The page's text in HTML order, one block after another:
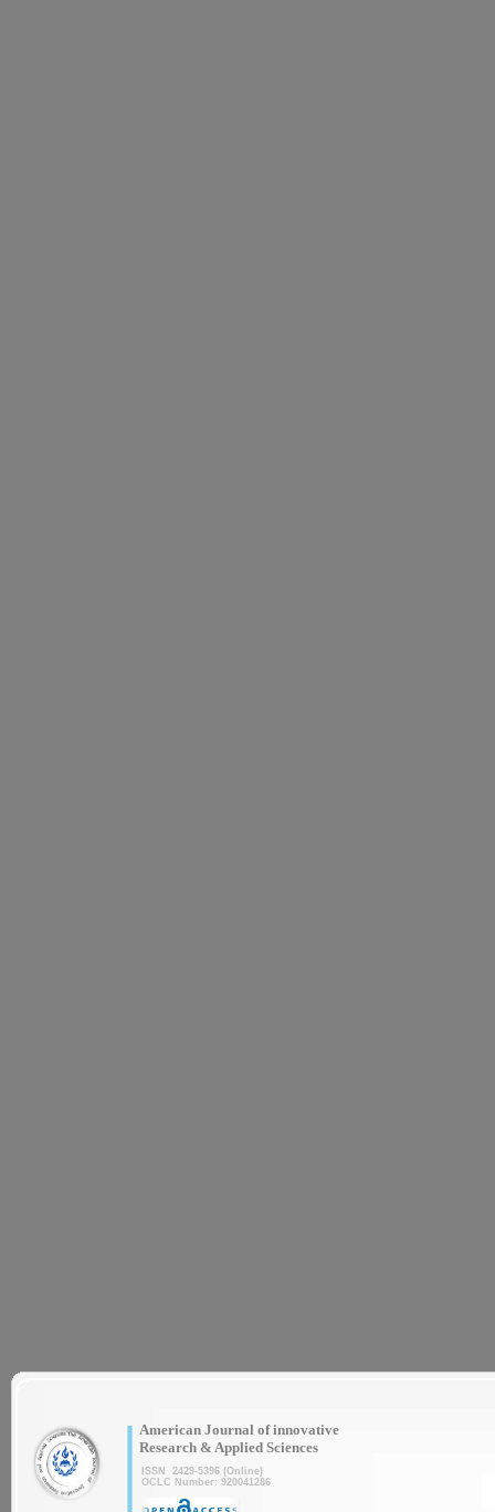
American Journal of innovative
Research & Applied Sciences
ISSN 2429-5396 (Online)
OCLC Number: 920041286
|